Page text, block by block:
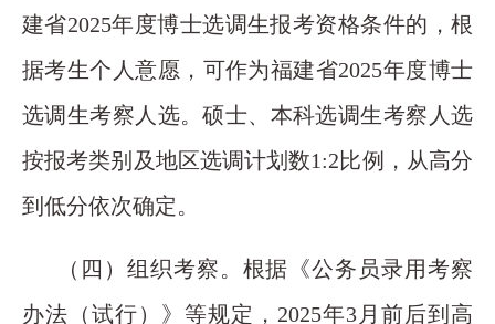
建省2025年度博士选调生报考资格条件的，根
据考生个人意愿，可作为福建省2025年度博士
选调生考察人选。硕士、本科选调生考察人选
按报考类别及地区选调计划数1:2比例，从高分
到低分依次确定。
（四）组织考察。根据《公务员录用考察
办法（试行）》等规定，2025年3月前后到高